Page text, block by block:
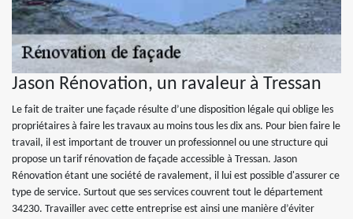
Jason Rénovation, un ravaleur à Tressan
Le fait de traiter une façade résulte d’une disposition légale qui oblige les
propriétaires à faire les travaux au moins tous les dix ans. Pour bien faire le
travail, il est important de trouver un professionnel ou une structure qui
propose un tarif rénovation de façade accessible à Tressan. Jason
Rénovation étant une société de ravalement, il lui est possible d'assurer ce
type de service. Surtout que ses services couvrent tout le département
34230. Travailler avec cette entreprise est ainsi une manière d’éviter